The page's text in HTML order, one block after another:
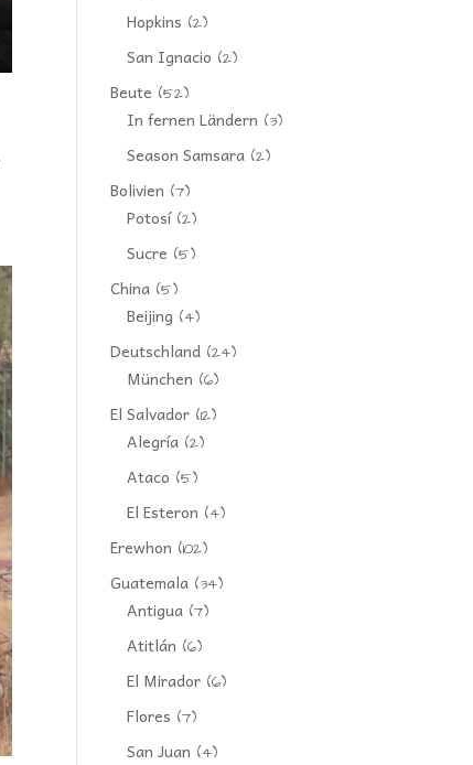
Hopkins (2)
San Ignacio (2)
Beute (52)
In fernen Ländern (3)
Season Samsara (2)
Bolivien (7)
Potosí(2)
Sucre (5)
China (5)
Beijing (4)
Deutschland (24)
München (6)
El Salvador (12)
Alegría (2)
Ataco (5)
El Esteron (4)
Erewhon (102)
Guatemala (34)
Antigua (7)
Atitlán (6)
El Mirador (6)
Flores (7)
San Juan (4)